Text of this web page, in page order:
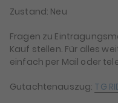
Zustand: Neu
Fragen zu
Kauf stellen. Für alles
einfach per Mail oder
Gutachtenauszug: TG